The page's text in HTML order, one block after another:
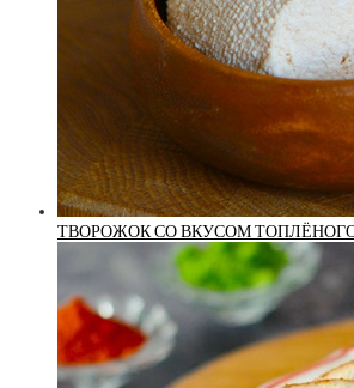
ТВОРОЖОК СО ВКУСОМ